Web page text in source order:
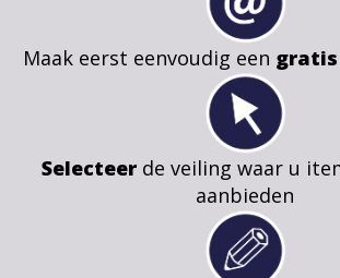
Maak eerst eenvoudig een
Selecteer de veiling waar u
aanbieden